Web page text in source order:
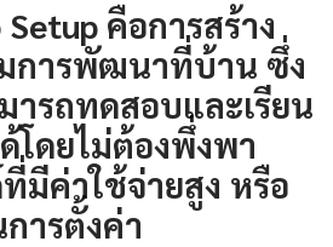
คือการสร้าง
การพัฒนาที่บ้าน ซึ่ง
รถทดสอบและเรียน
โดยไม่ต้องพึ่งพา
มีค่าใช้จ่ายสูง หรือ
การตั้งค่า